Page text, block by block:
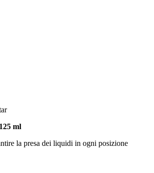
ml
la presa dei liquidi in ogni posizione